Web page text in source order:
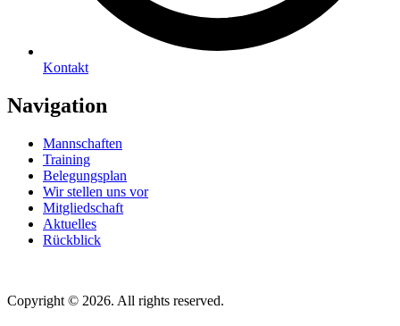
Kontakt
Navigation
Mannschaften
Training
Belegungsplan
Wir stellen uns vor
Mitgliedschaft
Aktuelles
Rückblick
Copyright © 2026. All rights reserved.